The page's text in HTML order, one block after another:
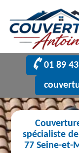
01 89
spécialiste
77 Seine-et-